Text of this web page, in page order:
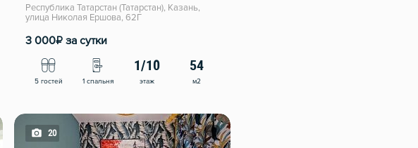
Республика Татарстан (Татарстан), Казань,
улица Николая Ершова, 62Г
3 000₽ за сутки
5 гостей 1 спальня
1/10
этаж
54
м2
20